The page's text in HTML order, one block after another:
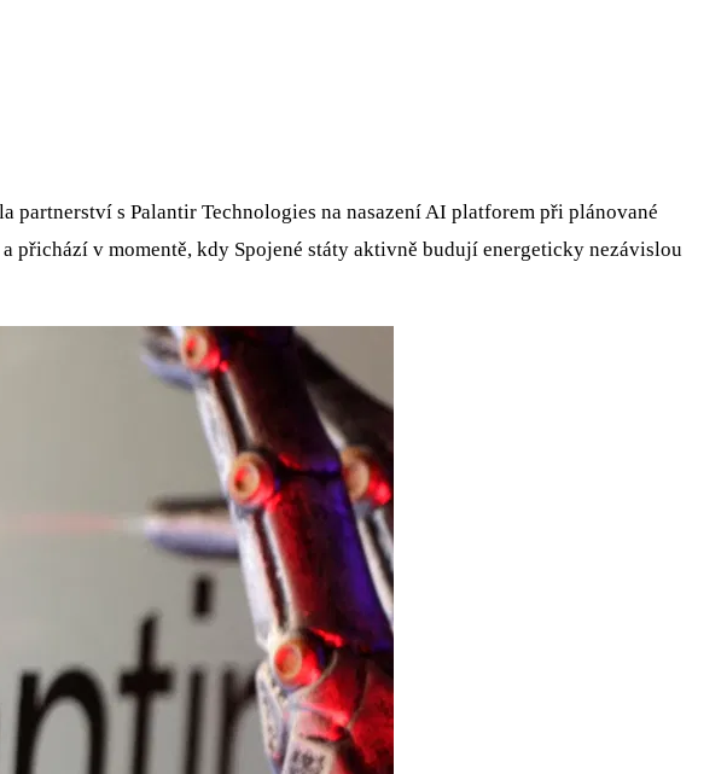
partnerství s Palantir Technologies na nasazení AI platforem při plánované
v momentě, kdy Spojené státy aktivně budují energeticky nezávislou